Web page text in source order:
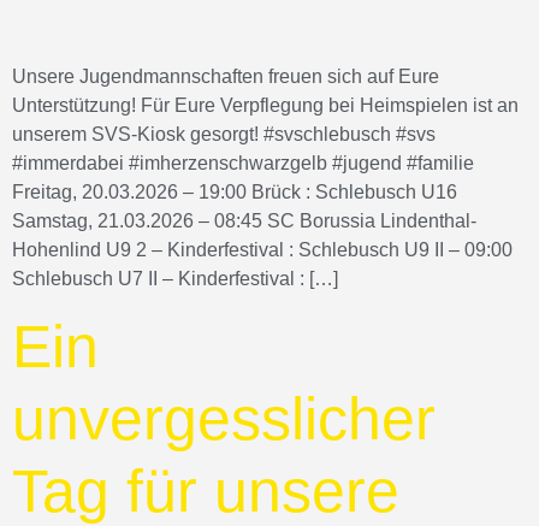
Unsere Jugendmannschaften freuen sich auf Eure
Unterstützung! Für Eure Verpflegung bei Heimspielen ist an
unserem SVS-Kiosk gesorgt! #svschlebusch #svs
#immerdabei #imherzenschwarzgelb #jugend #familie
Freitag, 20.03.2026 – 19:00 Brück : Schlebusch U16
Samstag, 21.03.2026 – 08:45 SC Borussia Lindenthal-
Hohenlind U9 2 – Kinderfestival : Schlebusch U9 II – 09:00
Schlebusch U7 II – Kinderfestival : […]
Ein
unvergesslicher
Tag für unsere